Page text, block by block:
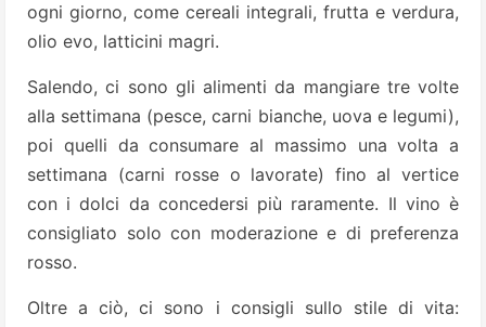
ogni giorno, come cereali integrali, frutta e verdura,
olio evo, latticini magri.
Salendo, ci sono gli alimenti da mangiare tre volte
alla settimana (pesce, carni bianche, uova e legumi),
poi quelli da consumare al massimo una volta a
settimana (carni rosse o lavorate) fino al vertice
con i dolci da concedersi più raramente. Il vino è
consigliato solo con moderazione e di preferenza
rosso.
Oltre a ciò, ci sono i consigli sullo stile di vita: